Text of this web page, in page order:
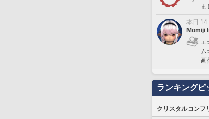
ま
本日
Momiji
エ
ム
画
ランキングピ
クリスタルコンフ